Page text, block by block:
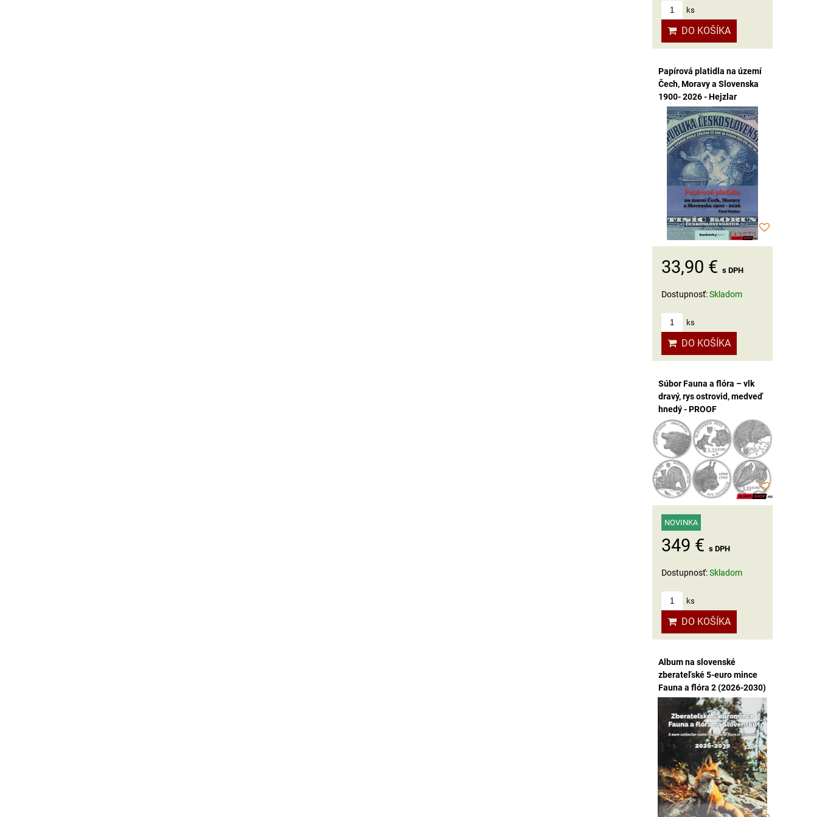
ks
DO KOŠÍKA
Papírová platidla na území
Čech, Moravy a Slovenska
1900- 2026 - Hejzlar
33,90 € s DPH
Dostupnosť:Skladom
ks
DO KOŠÍKA
Súbor Fauna a flóra – vlk
dravý, rys ostrovid, medveď
hnedý - PROOF
NOVINKA
349 € s DPH
Dostupnosť:Skladom
ks
DO KOŠÍKA
Album na slovenské
zberateľské 5-euro mince
Fauna a flóra 2 (2026-2030)